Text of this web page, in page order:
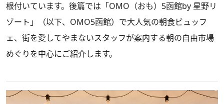
根付いています。後篇では「OMO（おも）5函館by 星野リ
ゾート」（以下、OMO5函館）で大人気の朝食ビュッフ
ェ、街を愛してやまないスタッフが案内する朝の自由市場
めぐりを中心にご紹介します。